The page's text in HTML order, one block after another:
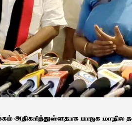
அதிகரித்துள்ளதாக பாஜக